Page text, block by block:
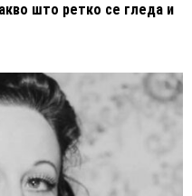
што ретко се гледа и